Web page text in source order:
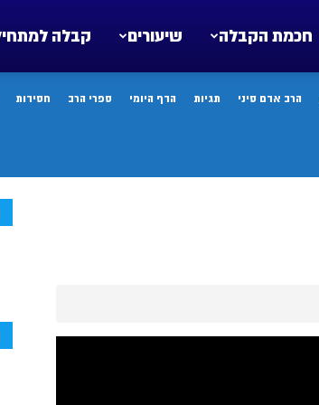
קבלה שיעורים חכמת הקבלה
הרב אדם סיני תגיות הדף היומי ספרי הרב חסידות